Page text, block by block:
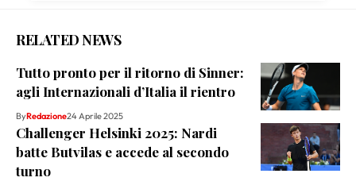
RELATED NEWS
Tutto pronto per il ritorno di Sinner:
agli Internazionali d’Italia il rientro
ByRedazione24 Aprile 2025
Challenger Helsinki 2025: Nardi
batte Butvilas e accede al secondo
turno